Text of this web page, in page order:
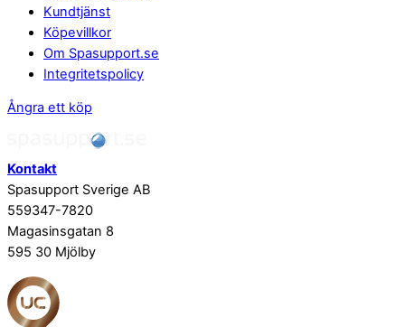
Kundtjänst
Köpevillkor
Om Spasupport.se
Integritetspolicy
Ångra ett köp
Kontakt
Spasupport Sverige AB
559347-7820
Magasinsgatan 8
595 30 Mjölby